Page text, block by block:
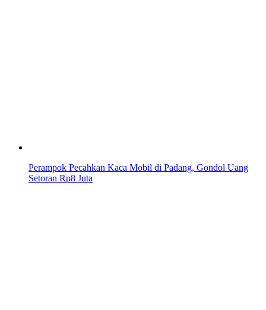
Perampok Pecahkan Kaca Mobil di Padang, Gondol Uang
Setoran Rp8 Juta